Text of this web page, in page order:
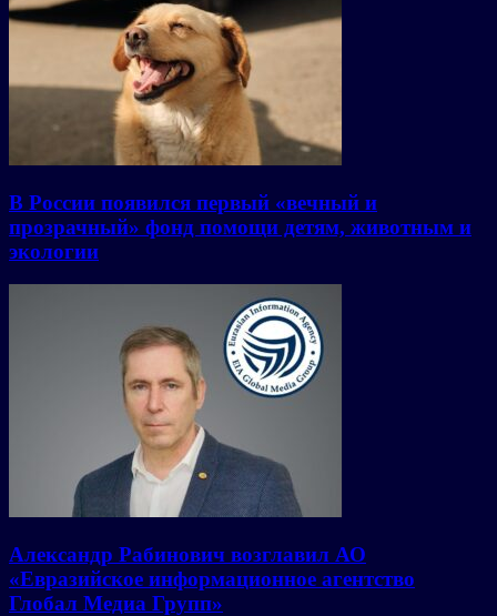
В России появился первый «вечный и
прозрачный» фонд помощи детям, животным и
экологии
Александр Рабинович возглавил АО
«Евразийское информационное агентство
Глобал Медиа Групп»